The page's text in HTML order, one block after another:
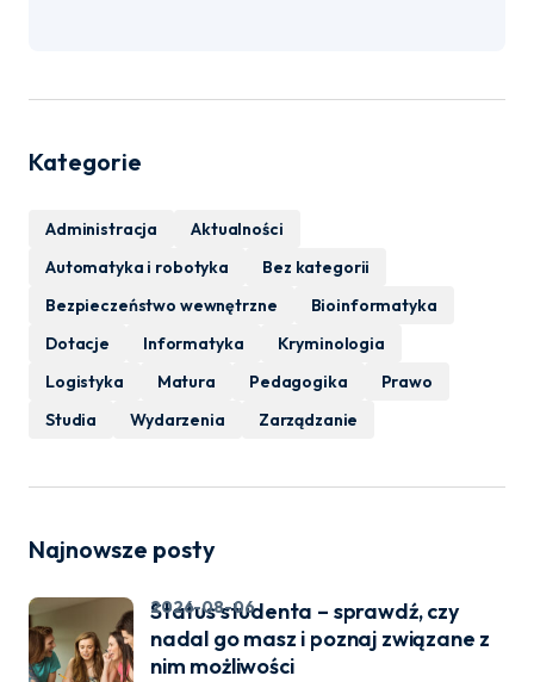
Kategorie
Administracja
Aktualności
Automatyka i robotyka
Bez kategorii
Bezpieczeństwo wewnętrzne
Bioinformatyka
Dotacje
Informatyka
Kryminologia
Logistyka
Matura Pedagogika
Prawo
Studia
Wydarzenia Zarządzanie
Najnowsze posty
Status studenta – sprawdź, czy
nadal go masz i poznaj związane z
nim możliwości
2026-08-06